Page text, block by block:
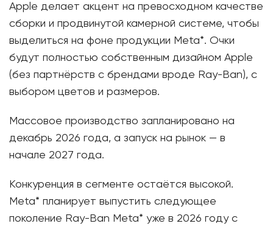
Apple делает акцент на превосходном качестве
сборки и продвинутой камерной системе, чтобы
выделиться на фоне продукции Meta*. Очки
будут полностью собственным дизайном Apple
(без партнёрств с брендами вроде Ray-Ban), с
выбором цветов и размеров.
Массовое производство запланировано на
декабрь 2026 года, а запуск на рынок — в
начале 2027 года.
Конкуренция в сегменте остаётся высокой.
Meta* планирует выпустить следующее
поколение Ray-Ban Meta* уже в 2026 году с